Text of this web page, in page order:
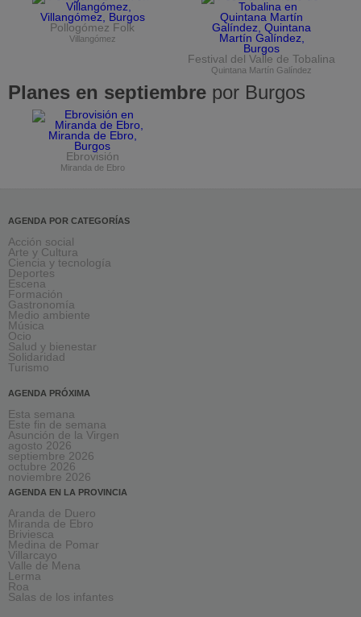
Pollogómez Folk
Villangómez
Festival del Valle de Tobalina
Quintana Martín Galíndez
Planes en septiembre por Burgos
Ebrovisión
Miranda de Ebro
AGENDA POR CATEGORÍAS
Acción social
Arte y Cultura
Ciencia y tecnología
Deportes
Escena
Formación
Gastronomía
Medio ambiente
Música
Ocio
Salud y bienestar
Solidaridad
Turismo
AGENDA PRÓXIMA
Esta semana
Este fin de semana
Asunción de la Virgen
agosto 2026
septiembre 2026
octubre 2026
noviembre 2026
AGENDA EN LA PROVINCIA
Aranda de Duero
Miranda de Ebro
Briviesca
Medina de Pomar
Villarcayo
Valle de Mena
Lerma
Roa
Salas de los infantes